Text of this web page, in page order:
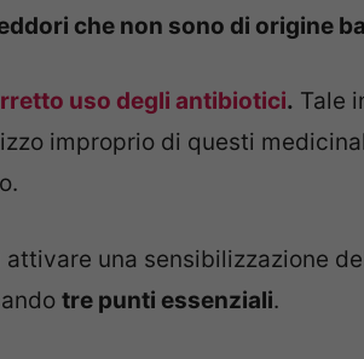
che non sono di origine
uso degli antibiotici. Tale
improprio di questi
una sensibilizzazione
tre punti essenziali.